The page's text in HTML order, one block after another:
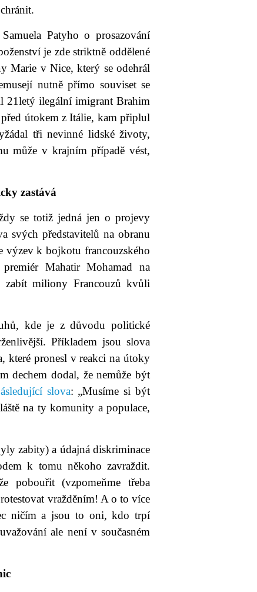
Patyho o prosazování
je zde striktně oddělené
Marie v Nice, který se odehrál
nutně přímo souviset se
21letý ilegální imigrant Brahim
útokem z Itálie, kam připlul
tři nevinné lidské životy,
může v krajním případě vést,
zastává
se totiž jedná jen o projevy
svých představitelů na obranu
výzev k bojkotu francouzského
Mahatir Mohamad na
miliony Francouzů kvůli
kde je z důvodu politické
Příkladem jsou slova
které pronesl v reakci na útoky
dechem dodal, že nemůže být
slova: „Musíme si být
na ty komunity a populace,
zabity) a údajná diskriminace
k tomu někoho zavraždit.
pobouřit (vzpomeňme třeba
vražděním! A o to více
ničím a jsou to oni, kdo trpí
ale není v současném